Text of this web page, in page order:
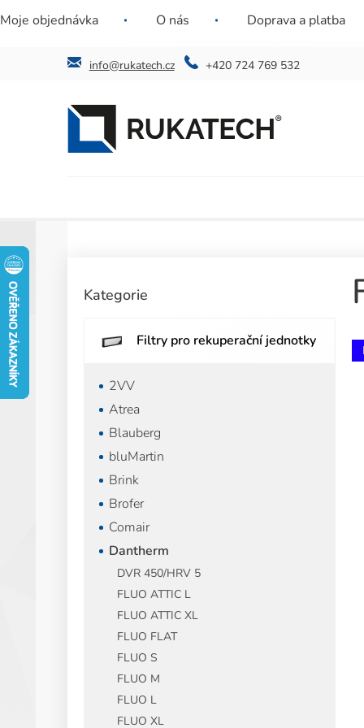
na
Nenašli jste požadovaný filtr? Ozvěte se nám a
Jste
+420 724 769 532
info@rukatech.cz
Moje objednávka O nás Doprava a platba
s
kategorie
Kategorie
Filtry pro rekuperační jednotky
2VV
Atrea
Blauberg
bluMartin
Brink
Brofer
Comair
Dantherm
DVR 450/HRV 5
FLUO ATTIC L
FLUO ATTIC XL
FLUO FLAT
FLUO S
FLUO M
FLUO L
FLUO XL